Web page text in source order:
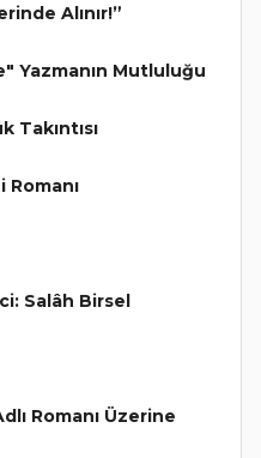
Alınır!”
Yazmanın Mutluluğu
Takıntısı
Salâh Birsel
Romanı Üzerine